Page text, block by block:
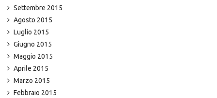
Settembre 2015
Agosto 2015
Luglio 2015
Giugno 2015
Maggio 2015
Aprile 2015
Marzo 2015
Febbraio 2015